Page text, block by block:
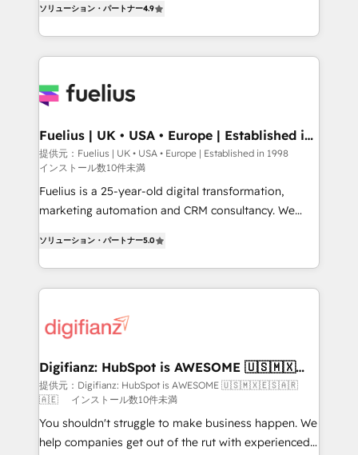
'𝗖𝗼𝗻𝘁𝗮𝗰𝘁 𝗯𝘂𝘀𝗶𝗻𝗲𝘀𝘀' button to get in touch (𝘸𝘦'𝘳𝘦
𝘴𝘶𝘱𝘦𝘳 𝘳𝘦𝘴𝘱𝘰𝘯𝘴𝘪𝘷𝘦)
implement the platform into complex business
environments, optimise what you've got and make
sure you can actually use it, build your website in
for you and execute it on HubSpot. We are on the
framework, meaning we've been accredited by
HubSpot and vetted by the CCS, which means we
can support public sector companies as well the
other ones listed in our profile. Our services: -
HubSpot implementation - HubSpot CMS website
is there for you to: - Grow revenue, and run your
business more efficiently - Build stronger
relationships with customers - Make better
more people - Get the most out of your HubSpot
investment
ソリューション・パートナー4.9
Fuelius | UK • USA • Europe | Established in
1998
提供元：Fuelius | UK • USA • Europe | Established in 1998
インストール数10件未満
Fuelius is a 25-year-old digital transformation,
marketing automation and CRM consultancy. We
maximise their return from digital and fuel their
growth. We modernise platforms, streamline
operations that are causing inefficiencies, improve
supercharge revenue operations Key services: • CRM
Transformation / Web Development • RevOps &
Sales Consulting • Marketing Automation What
makes us different? 🚀 Top 0.5% of global HubSpot
agencies ⚙️ The strongest technical ability and
integration capabilities 💼 Consultative, long-term
ソリューション・パートナー5.0
Digifianz: HubSpot is AWESOME 🇺🇸🇲🇽
🇪🇸🇦🇷🇦🇪
提供元：Digifianz: HubSpot is AWESOME 🇺🇸🇲🇽🇪🇸🇦🇷
🇦🇪
インストール数10件未満
You shouldn't struggle to make business happen. We
help companies get out of the rut with experienced,